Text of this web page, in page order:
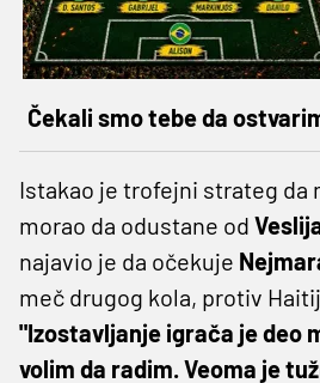
Čekali smo tebe da
Istakao je trofejni strateg da
morao da odustane od
najavio je da očekuje
meč drugog kola, protiv
"Izostavljanje igrača je deo
volim da radim. Veoma je